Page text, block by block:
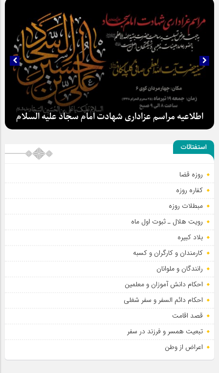
اطلاعیه مراسم عزاداری شهادت امام سجاد علیه السلام
استفتائات
روزه قضا
کفاره روزه
مبطلات روزه
رویت هلال ـ ثبوت اول ماه
بلاد کبیره
کارمندان و کارگران و کسبه
رانندگان و ملوانان
احکام دانش آموزان و معلمین
احکام دائم السفر و سفر شغلی
قصد اقامت
تبعیت همسر و فرزند در سفر
اعراض از وطن